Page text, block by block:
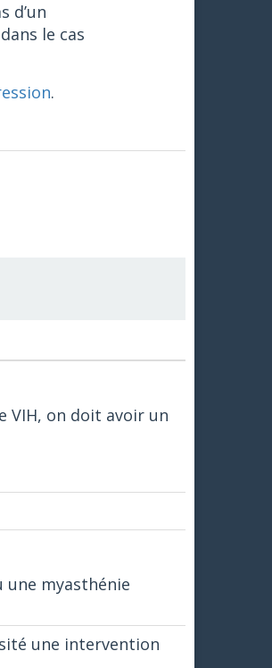
d’un
le cas
.
VIH, on doit avoir un
myasthénie
une intervention